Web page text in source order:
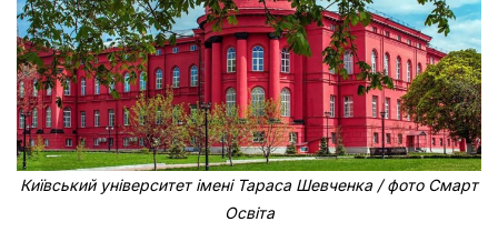
Київський університет імені Тараса Шевченка / фото Смарт
Освіта